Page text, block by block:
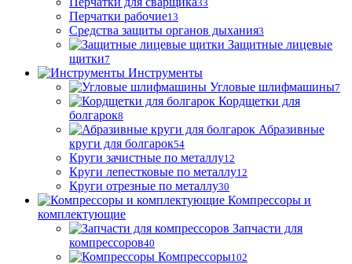
33
Перчатки рабочие13
Средства защиты органов дыхания3
Защитные лицевые
щитки7
Инструменты
Угловые шлифмашины7
Кордщетки для
болгарок8
Абразивные
круги для болгарок54
Круги зачистные по металлу12
Круги лепестковые по металлу12
Круги отрезные по металлу30
Компрессоры и
комплектующие
Запчасти для
компрессоров40
Компрессоры102